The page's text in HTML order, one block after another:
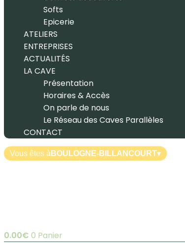
Softs
Epicerie
ATELIERS
ENTREPRISES
ACTUALITÉS
LA CAVE
Présentation
Horaires & Accès
On parle de nous
Le Réseau des Caves Parallèles
CONTACT
Vous êtes à BOULOGNE-BILLANCOURT▾
0.00€ 0 Panier